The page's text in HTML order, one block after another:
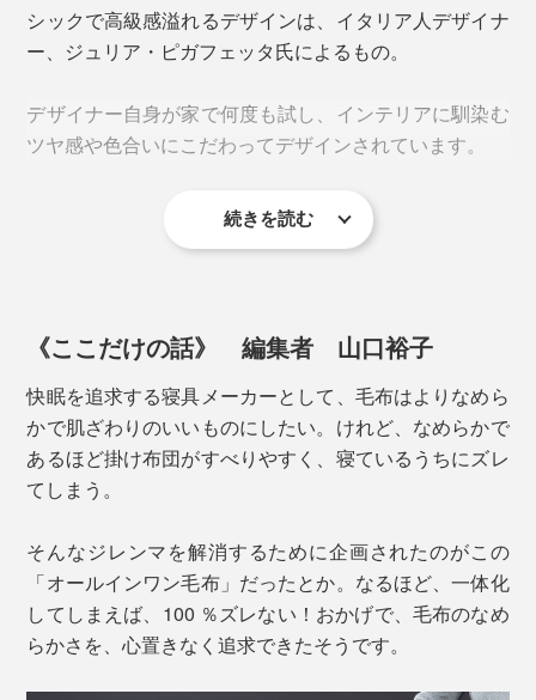
その上の中わたには、ハイテク保温素材「ステラカーヴ
ォⅡ」を採用。中空の丸い断面の繊維と星型の断面の繊
温力を発揮。弾力性と柔らかさを両立し、軽さも特徴で
す。
シックで高級感溢れるデザインは、イタリア人デザイナ
ー、ジュリア・ピガフェッタ氏によるもの。
デザイナー自身が家で何度も試し、インテリアに馴染む
ツヤ感や色合いにこだわってデザインされています。
表側のストレッチ素材も、ソリッドではなく杢調のブラ
ウンにすることで、表情をつけています。
続きを読む
《ここだけの話》 編集者 山口裕子
快眠を追求する寝具メーカーとして、毛布はよりなめら
かで肌ざわりのいいものにしたい。けれど、なめらかで
あるほど掛け布団がすべりやすく、寝ているうちにズレ
てしまう。
そんなジレンマを解消するために企画されたのがこの
「オールインワン毛布」だったとか。なるほど、一体化
してしまえば、100 ％ズレない！おかげで、毛布のなめ
らかさを、心置きなく追求できたそうです。